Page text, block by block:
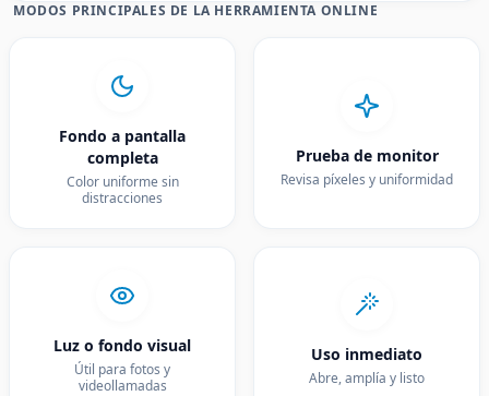
MODOS PRINCIPALES DE LA HERRAMIENTA ONLINE
Fondo a pantalla
completa
Color uniforme sin
distracciones
Prueba de monitor
Revisa píxeles y uniformidad
Luz o fondo visual
Útil para fotos y
videollamadas
Uso inmediato
Abre, amplía y listo